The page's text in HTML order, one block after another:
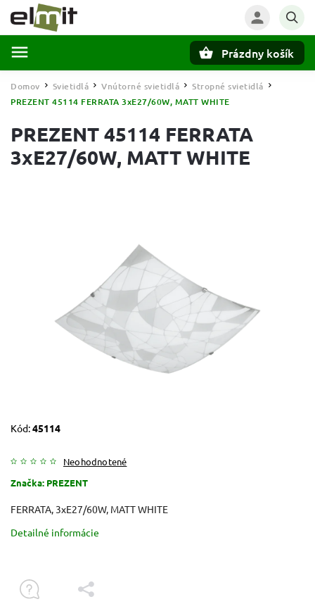
Prázdny košík
Domov / Svietidlá / Vnútorné svietidlá / Stropné svietidlá /
PREZENT 45114 FERRATA 3xE27/60W, MATT WHITE
PREZENT 45114 FERRATA
3xE27/60W, MATT WHITE
Kód:45114
Neohodnotené
Značka: PREZENT
FERRATA, 3xE27/60W, MATT WHITE
Detailné informácie